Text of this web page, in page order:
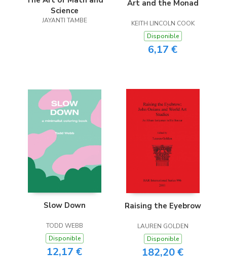
Science
JAYANTI TAMBE
Art and the Monad
KEITH LINCOLN COOK
Disponible
6,17 €
Slow Down
TODD WEBB
Disponible
12,17 €
Raising the Eyebrow
LAUREN GOLDEN
Disponible
182,20 €